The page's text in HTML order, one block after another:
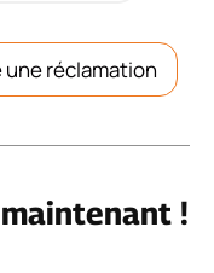
une réclamation
!